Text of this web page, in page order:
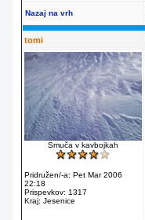
Nazaj na vrh
tomi
Smuča v kavbojkah
Pridružen/-a: Pet Mar 2006
22:18
Prispevkov: 1317
Kraj: Jesenice